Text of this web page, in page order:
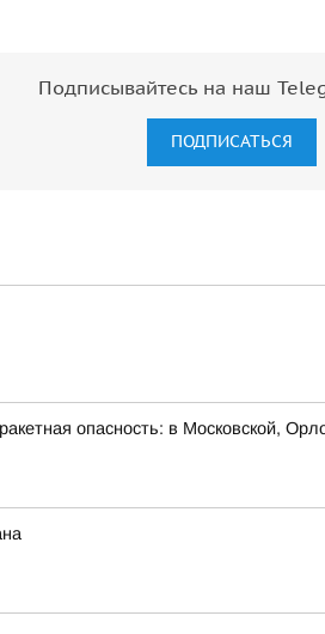
Подписывайтесь на наш
ПОДПИСАТЬСЯ
опасность: в Московской,